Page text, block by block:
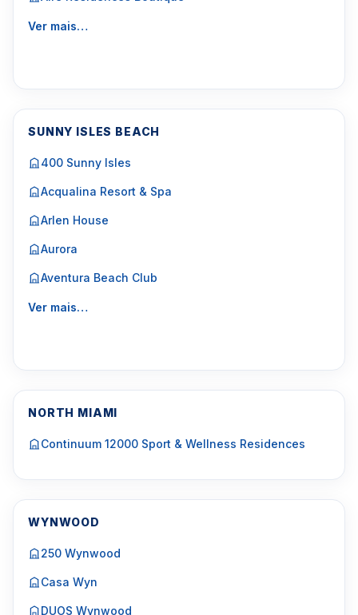
Ver mais…
SUNNY ISLES BEACH
400 Sunny Isles
Acqualina Resort & Spa
Arlen House
Aurora
Aventura Beach Club
Ver mais…
NORTH MIAMI
Continuum 12000 Sport & Wellness Residences
WYNWOOD
250 Wynwood
Casa Wyn
DUOS Wynwood